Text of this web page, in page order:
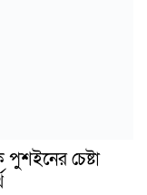
চেষ্টা